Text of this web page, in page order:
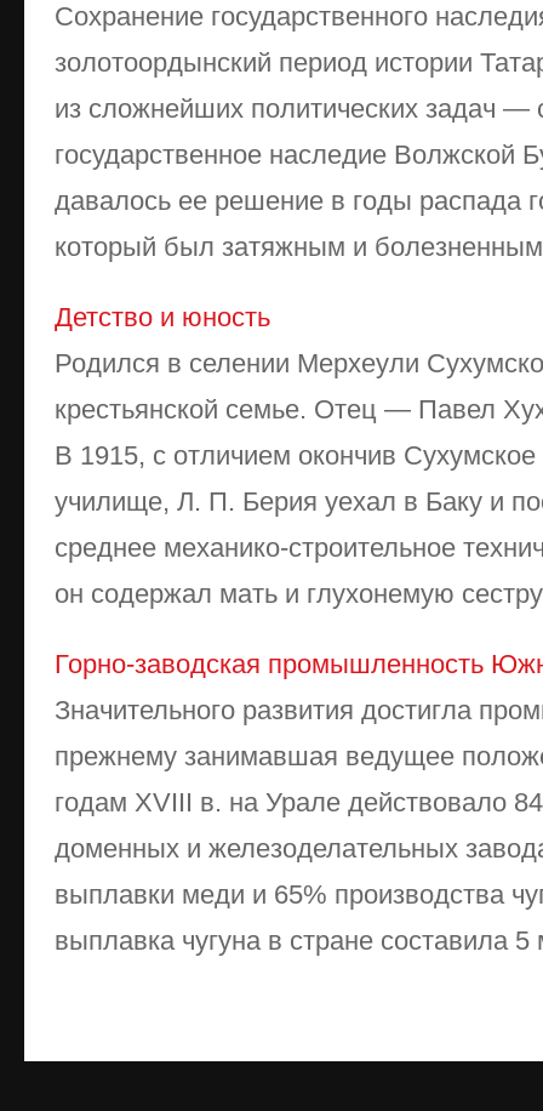
Сохранение государственного
золотоордынский период истории
из сложнейших политических задач —
государственное наследие Волжской
давалось ее решение в годы распада
который был затяжным и
Детство и юность
Родился в селении Мерхеули
крестьянской семье. Отец — Павел
В 1915, с отличием окончив
училище, Л. П. Берия уехал в Баку и
среднее механико-строительное
он содержал мать и глухонемую
Горно-заводская промышленность
Значительного развития достигла
прежнему занимавшая ведущее
годам XVIII в. на Урале действовало
доменных и железоделательных
выплавки меди и 65% производства
выплавка чугуна в стране составила